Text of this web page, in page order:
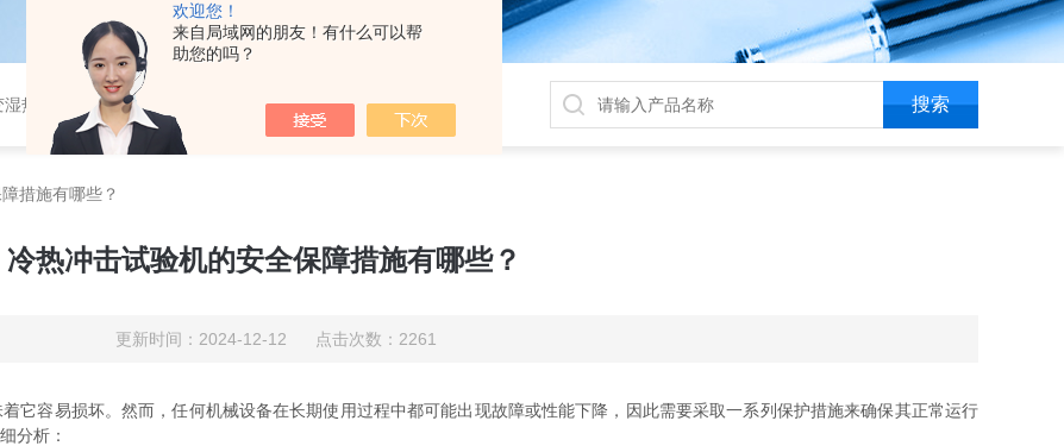
欢迎您！
来自局域网的朋友！有什么可以帮
助您的吗？
室、沙尘试验箱、淋雨试验箱、盐水喷雾试验箱、各种振动试验台、拉力试验机、蒸汽老化试验机、跌落试验机、插拔力试验机、按健寿命试验机、纸带耐磨擦试验机、工业烘烤箱
措施有哪些？
冷热冲击试验机的安全保障措施有哪些？
更新时间：2024-12-12 点击次数：2261
容易损坏。然而，任何机械设备在长期使用过程中都可能出现故障或性能下降，因此需要采取一系列保护措施来确保其正常运行
分析：